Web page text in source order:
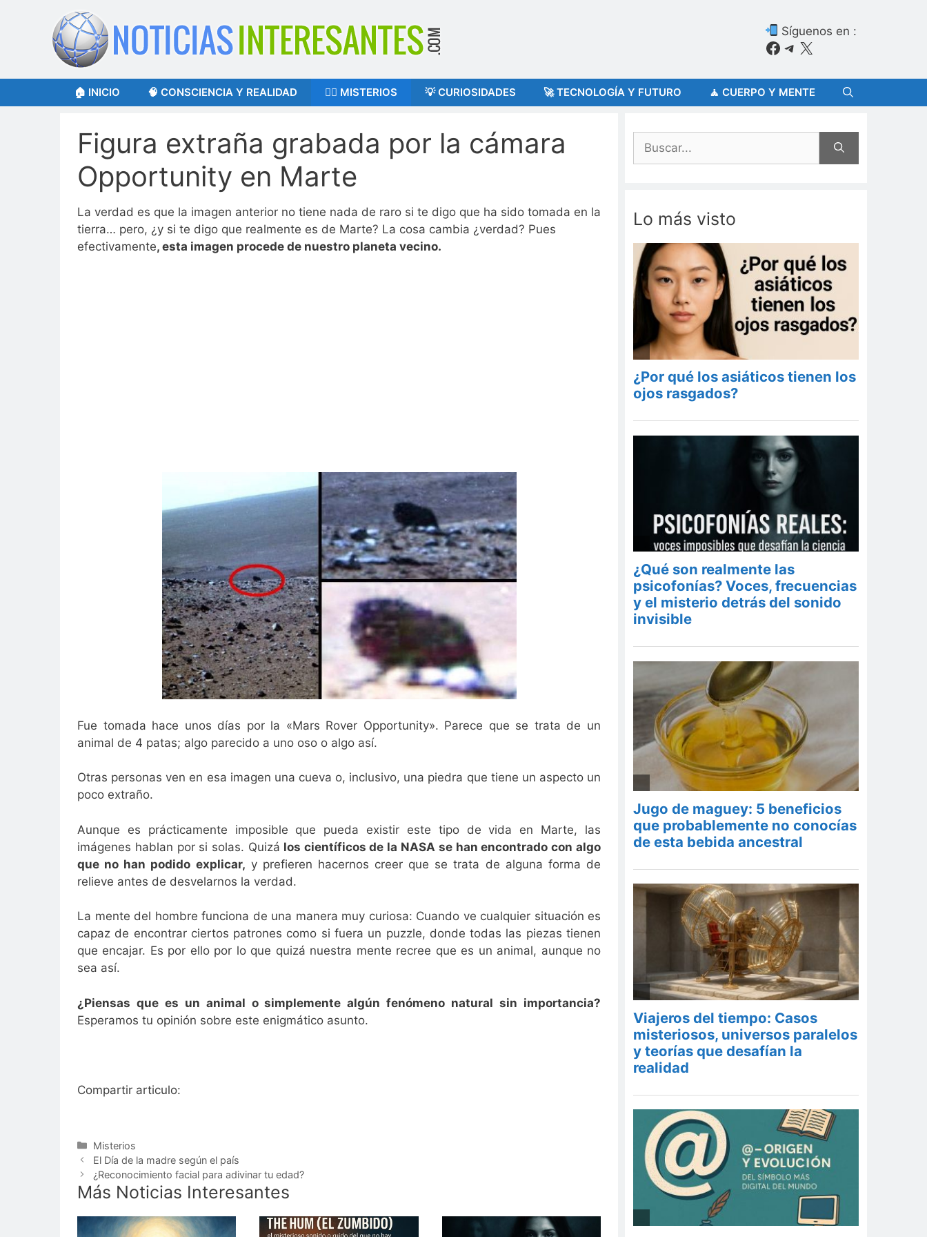
contenido
Síguenos en :
Facebook
Telegram
X
🏠 INICIO 🧠 CONSCIENCIA Y REALIDAD 🕵️‍♂️ MISTERIOS 💡 CURIOSIDADES 🚀 TECNOLOGÍA Y FUTURO 🧘 CUERPO Y MENTE
Figura extraña grabada por la cámara
Opportunity en Marte
La verdad es que la imagen anterior no tiene nada de raro si te digo que ha sido tomada en la
tierra… pero, ¿y si te digo que realmente es de Marte? La cosa cambia ¿verdad? Pues
efectivamente, esta imagen procede de nuestro planeta vecino.
Fue tomada hace unos días por la «Mars Rover Opportunity». Parece que se trata de un
animal de 4 patas; algo parecido a uno oso o algo así.
Otras personas ven en esa imagen una cueva o, inclusivo, una piedra que tiene un aspecto un
poco extraño.
Aunque es prácticamente imposible que pueda existir este tipo de vida en Marte, las
imágenes hablan por si solas. Quizá los científicos de la NASA se han encontrado con algo
que no han podido explicar, y prefieren hacernos creer que se trata de alguna forma de
relieve antes de desvelarnos la verdad.
La mente del hombre funciona de una manera muy curiosa: Cuando ve cualquier situación es
capaz de encontrar ciertos patrones como si fuera un puzzle, donde todas las piezas tienen
que encajar. Es por ello por lo que quizá nuestra mente recree que es un animal, aunque no
sea así.
¿Piensas que es un animal o simplemente algún fenómeno natural sin importancia?
Esperamos tu opinión sobre este enigmático asunto.
Compartir articulo:
Categorías
Misterios
El Día de la madre según el país
¿Reconocimiento facial para adivinar tu edad?
Más Noticias Interesantes
Buscar:
Lo más visto